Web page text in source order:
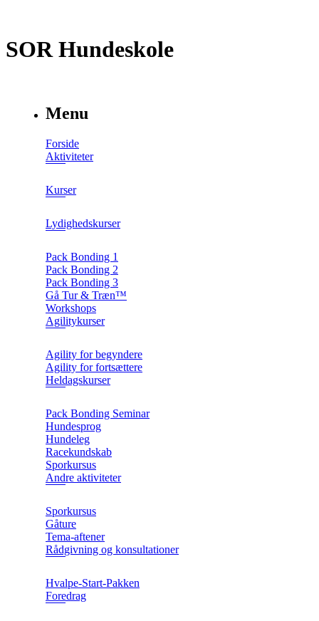
SOR Hundeskole
Menu
Forside
Aktiviteter
Kurser
Lydighedskurser
Pack Bonding 1
Pack Bonding 2
Pack Bonding 3
Gå Tur & Træn™
Workshops
Agilitykurser
Agility for begyndere
Agility for fortsættere
Heldagskurser
Pack Bonding Seminar
Hundesprog
Hundeleg
Racekundskab
Sporkursus
Andre aktiviteter
Sporkursus
Gåture
Tema-aftener
Rådgivning og konsultationer
Hvalpe-Start-Pakken
Foredrag